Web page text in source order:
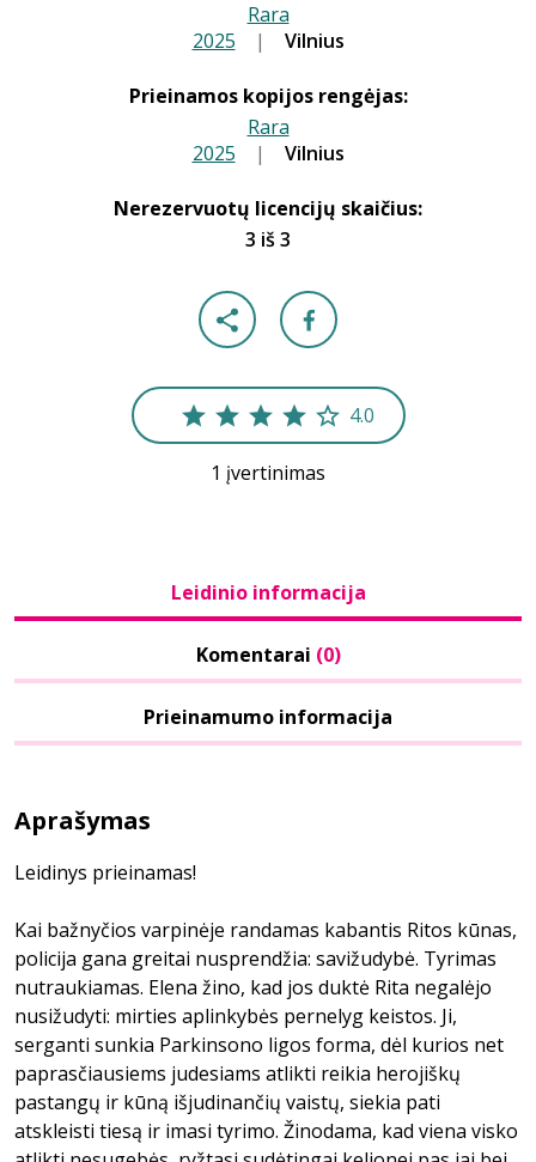
Rara
2025 | Vilnius
Prieinamos kopijos rengėjas:
Rara
2025 | Vilnius
Nerezervuotų licencijų skaičius:
3 iš 3
4.0
1 įvertinimas
Leidinio informacija
Komentarai (0)
Prieinamumo informacija
Aprašymas
Leidinys prieinamas!
Kai bažnyčios varpinėje randamas kabantis Ritos kūnas,
policija gana greitai nusprendžia: savižudybė. Tyrimas
nutraukiamas. Elena žino, kad jos duktė Rita negalėjo
nusižudyti: mirties aplinkybės pernelyg keistos. Ji,
serganti sunkia Parkinsono ligos forma, dėl kurios net
paprasčiausiems judesiams atlikti reikia herojiškų
pastangų ir kūną išjudinančių vaistų, siekia pati
atskleisti tiesą ir imasi tyrimo. Žinodama, kad viena visko